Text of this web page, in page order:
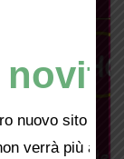
nuovo sito web!
verrà più